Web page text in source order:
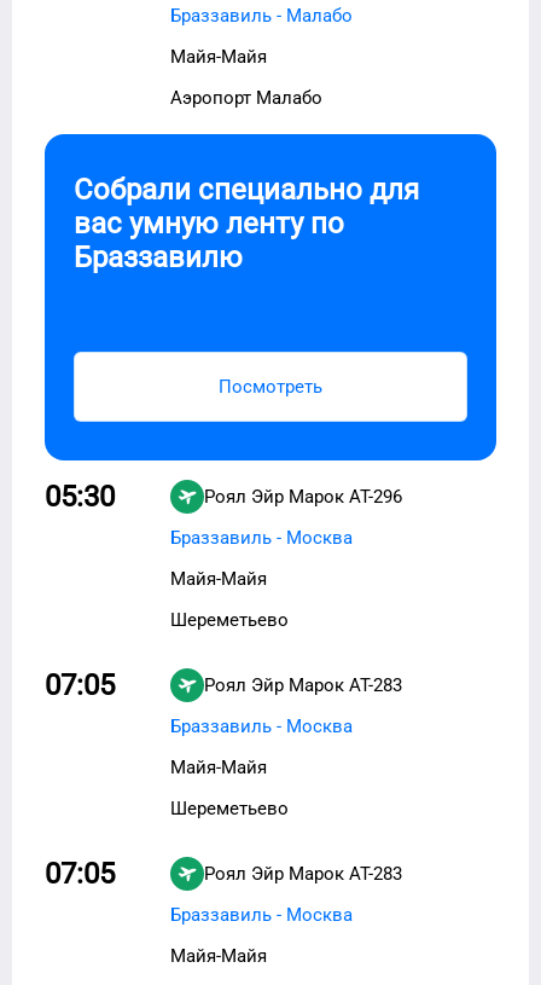
Браззавиль - Малабо
Майя-Майя
Аэропорт Малабо
Собрали специально для
вас умную ленту по
Браззавилю
Посмотреть
05:30 Роял Эйр Марок AT-296
Браззавиль - Москва
Майя-Майя
Шереметьево
07:05 Роял Эйр Марок AT-283
Браззавиль - Москва
Майя-Майя
Шереметьево
07:05 Роял Эйр Марок AT-283
Браззавиль - Москва
Майя-Майя